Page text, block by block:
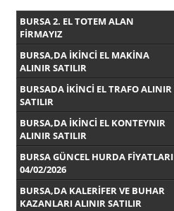
BURSA 2. EL TOTEM ALAN
FİRMAYIZ
BURSA,DA İKİNCİ EL MAKİNA
ALINIR SATILIR
BURSADA İKİNCİ EL TRAFO ALINIR
SATILIR
BURSA,DA İKİNCİ EL KONTEYNIR
ALINIR SATILIR
BURSA GÜNCEL HURDA FİYATLARI
04/02/2026
BURSA,DA KALERİFER VE BUHAR
KAZANLARI ALINIR SATILIR